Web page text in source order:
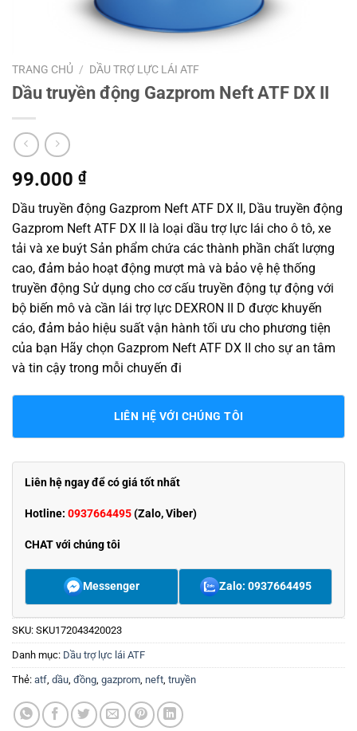
TRANG CHỦ / DẦU TRỢ LỰC LÁI ATF
Dầu truyền động Gazprom Neft ATF DX II
99.000 ₫
Dầu truyền động Gazprom Neft ATF DX II, Dầu truyền động
Gazprom Neft ATF DX II là loại dầu trợ lực lái cho ô tô, xe
tải và xe buýt Sản phẩm chứa các thành phần chất lượng
cao, đảm bảo hoạt động mượt mà và bảo vệ hệ thống
truyền động Sử dụng cho cơ cấu truyền động tự động với
bộ biến mô và cần lái trợ lực DEXRON II D được khuyến
cáo, đảm bảo hiệu suất vận hành tối ưu cho phương tiện
của bạn Hãy chọn Gazprom Neft ATF DX II cho sự an tâm
và tin cậy trong mỗi chuyến đi
LIÊN HỆ VỚI CHÚNG TÔI
Liên hệ ngay để có giá tốt nhất
Hotline: 0937664495(Zalo, Viber)
CHAT với chúng tôi
Messenger Zalo: 0937664495
SKU: SKU172043420023
Danh mục: Dầu trợ lực lái ATF
Thẻ: atf dầu đồng gazprom neft truyền